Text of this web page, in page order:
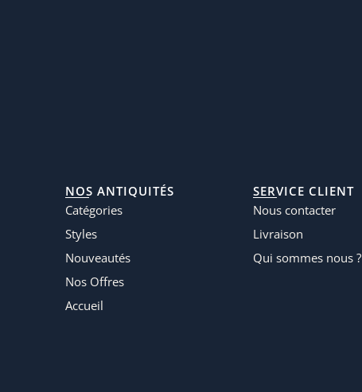
NOS ANTIQUITÉS
Catégories
Styles
Nouveautés
Nos Offres
Accueil
SERVICE CLIENT
Nous contacter
Livraison
Qui sommes nous ?